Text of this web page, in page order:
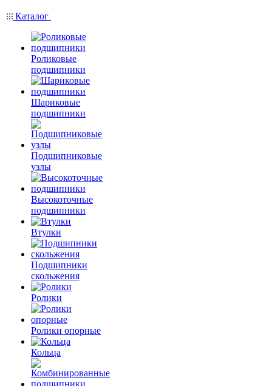
Каталог
Роликовые
подшипники
Шариковые
подшипники
Подшипниковые
узлы
Высокоточные
подшипники
Втулки
Подшипники
скольжения
Ролики
Ролики опорные
Кольца